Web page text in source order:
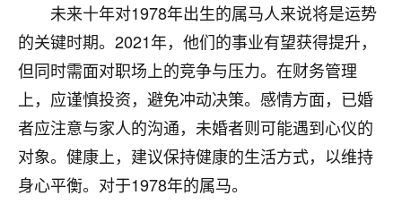
未来十年对1978年出生的属马人来说将是运势
的关键时期。2021年，他们的事业有望获得提升，
但同时需面对职场上的竞争与压力。在财务管理
上，应谨慎投资，避免冲动决策。感情方面，已婚
者应注意与家人的沟通，未婚者则可能遇到心仪的
对象。健康上，建议保持健康的生活方式，以维持
身心平衡。对于1978年的属马。
三个，找老师的时候是抱着侥幸心理，没想到老师看
着我晋升有望，我半信半疑的按照老师建议，做了化
太岁还有一个发钱粮，本来年前的人事调整，拖到年
后，我以为都没戏了，结果开年一上班，开会提拔升
职第一个就是我，职务无所谓，主要是底薪加了
3000，非常开心，无论如何，感恩感谢！🙏🏻
鹿森：恭喜升职加薪！！，请客吗？�